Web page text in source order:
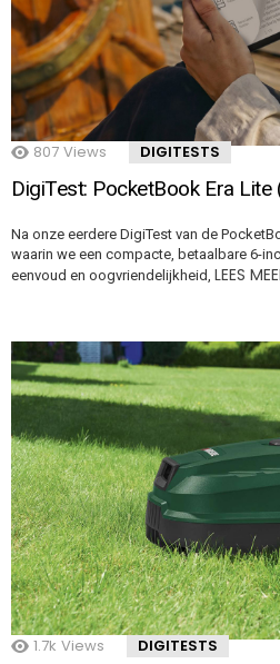
807 Views DIGITESTS
DigiTest: PocketBook Era
Na onze eerdere DigiTest van de
waarin we een compacte, betaalbare 6-
eenvoud en oogvriendelijkheid, LEES
1.7k Views DIGITESTS